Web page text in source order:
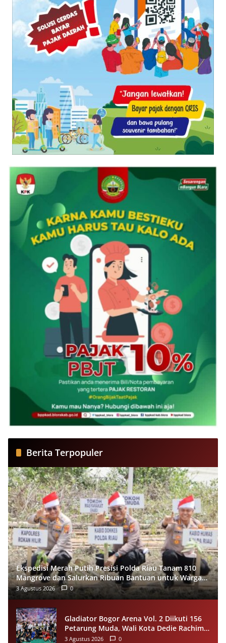
Berita Terpopuler
Ekspedisi Merah Putih Presisi Polda Riau Tanam 810
Mangrove dan Salurkan Ribuan Bantuan untuk Warga
Pesisir Sinaboi
3 Agustus 2026 0
Gladiator Bogor Arena Vol. 2 Diikuti 156
Petarung Muda, Wali Kota Dedie Rachim
Gaungkan Stop Tawuran Lewat Tinju
3 Agustus 2026 0